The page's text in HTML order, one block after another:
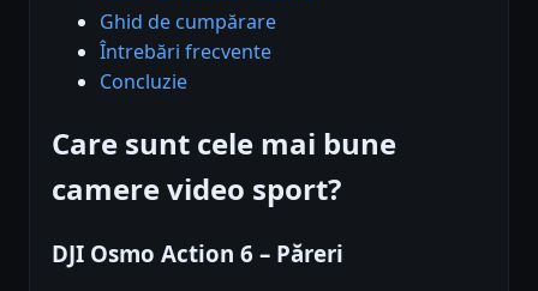
Ghid de cumpărare
Întrebări frecvente
Concluzie
Care sunt cele mai bune
camere video sport?
DJI Osmo Action 6 – Păreri